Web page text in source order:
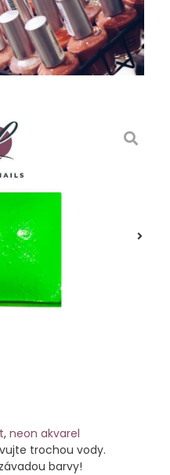
, neon akvarel
trochou vody.
barvy!